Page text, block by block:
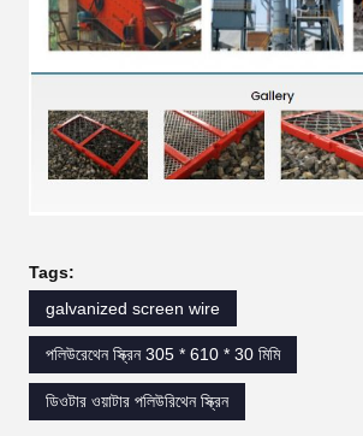
Tags:
galvanized screen wire
পলিউরেথেন স্ক্রিন 305 * 610 * 30 মিমি
ডিওটার ওয়াটার পলিউরিথেন স্ক্রিন